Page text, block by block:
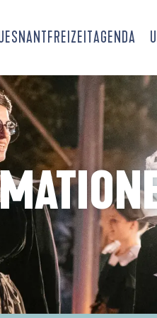
FREIZEITAGENDA